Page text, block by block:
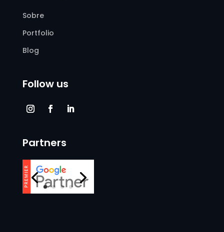
Sobre
Portfolio
Blog
Follow us
Partners